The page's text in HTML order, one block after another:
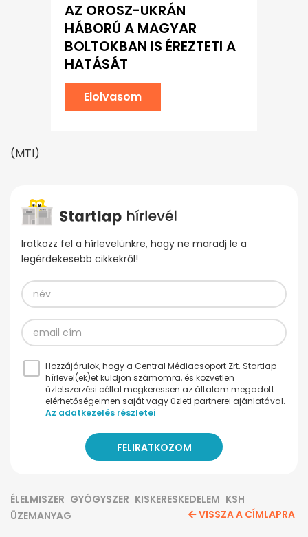
AZ OROSZ-UKRÁN
HÁBORÚ A MAGYAR
BOLTOKBAN IS ÉREZTETI A
HATÁSÁT
Elolvasom
(MTI)
Iratkozz fel a hírlevelünkre, hogy ne maradj le a
legérdekesebb cikkekről!
Hozzájárulok, hogy a Central Médiacsoport Zrt. Startlap
hírlevel(ek)et küldjön számomra, és közvetlen
üzletszerzési céllal megkeressen az általam megadott
elérhetőségeimen saját vagy üzleti partnerei ajánlatával.
Az adatkezelés részletei
ÉLELMISZER GYÓGYSZER KISKERESKEDELEM KSH
ÜZEMANYAG
VISSZA A CÍMLAPRA